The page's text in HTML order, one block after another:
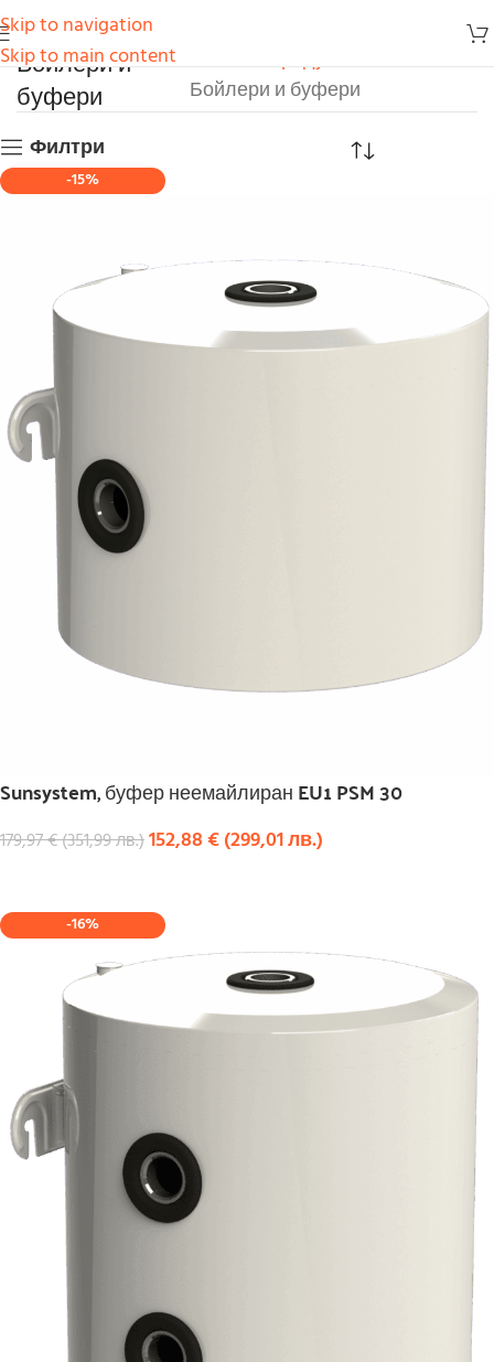
Skip to navigation
Skip to main content
Бойлери и
буфери
Продукти
Бойлери и буфери
Филтри
-15%
Sunsystem, буфер неемайлиран EU1 PSM 30
179,97€(351,99лв.)152,88€(299,01лв.)
-16%